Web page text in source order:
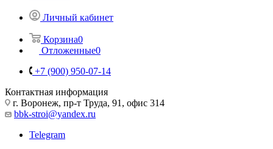
Личный кабинет
Корзина0
Отложенные0
+7 (900) 950-07-14
Контактная информация
г. Воронеж, пр-т Труда, 91, офис 314
bbk-stroi@yandex.ru
Telegram